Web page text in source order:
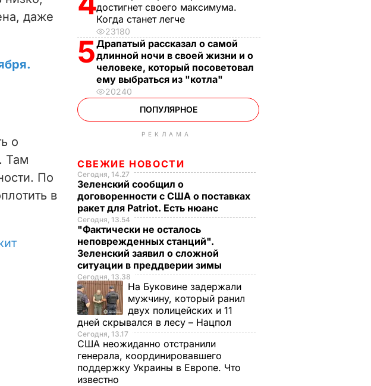
даже
о
Там
По
в
достигнет своего максимума.
Когда станет легче
23180
5Драпатый рассказал о самой
длинной ночи в своей жизни и о
человеке, который посоветовал
ему выбраться из "котла"
20240
ПОПУЛЯРНОЕ
РЕКЛАМА
СВЕЖИЕ НОВОСТИ
Сегодня, 14.27
Зеленский сообщил о
договоренности с США о поставках
ракет для Patriot. Есть нюанс
Сегодня, 13.54
"Фактически не осталось
неповрежденных станций".
Зеленский заявил о сложной
ситуации в преддверии зимы
Сегодня, 13.38
На Буковине задержали
мужчину, который ранил
двух полицейских и 11
дней скрывался в лесу – Нацпол
Сегодня, 13.17
США неожиданно отстранили
генерала, координировавшего
поддержку Украины в Европе. Что
известно